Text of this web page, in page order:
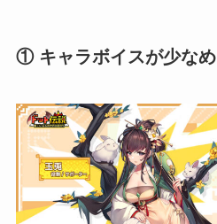
① キャラボイスが少なめ